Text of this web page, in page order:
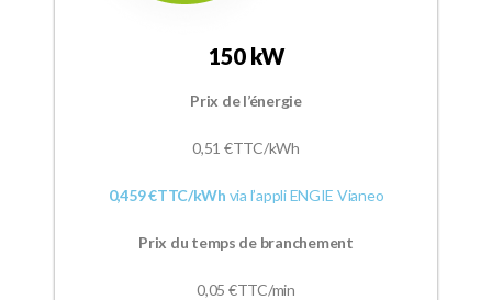
150 kW
Prix de l’énergie
0,51 €TTC/kWh
0,459 €TTC/kWh via l’appli ENGIE Vianeo
Prix du temps de branchement
0,05 €TTC/min